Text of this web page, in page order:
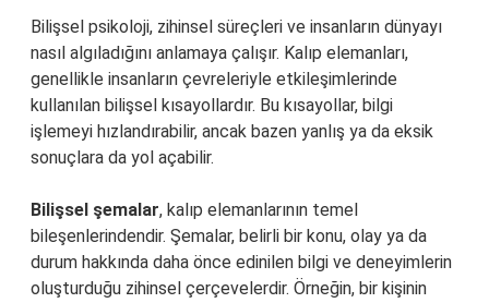
Bilişsel psikoloji, zihinsel süreçleri ve insanların dünyayı
nasıl algıladığını anlamaya çalışır. Kalıp elemanları,
genellikle insanların çevreleriyle etkileşimlerinde
kullanılan bilişsel kısayollardır. Bu kısayollar, bilgi
işlemeyi hızlandırabilir, ancak bazen yanlış ya da eksik
sonuçlara da yol açabilir.
Bilişsel şemalar, kalıp elemanlarının temel
bileşenlerindendir. Şemalar, belirli bir konu, olay ya da
durum hakkında daha önce edinilen bilgi ve deneyimlerin
oluşturduğu zihinsel çerçevelerdir. Örneğin, bir kişinin